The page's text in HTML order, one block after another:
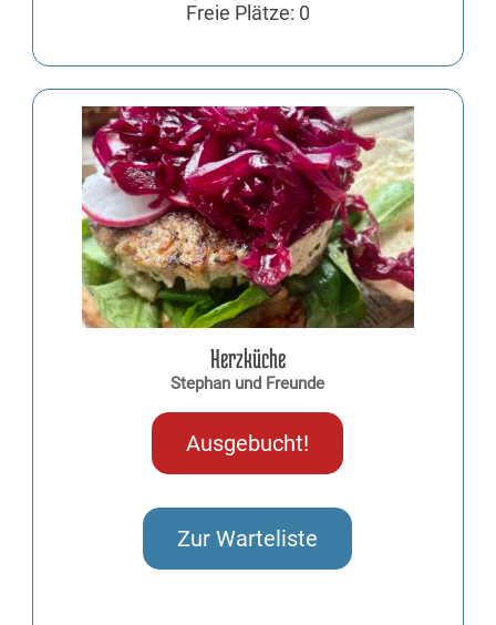
Freie Plätze: 0
Herzküche
Stephan und Freunde
Ausgebucht!
Zur Warteliste